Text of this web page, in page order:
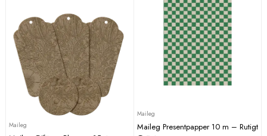
Maileg
Maileg
Maileg Presentpapper 10 m – Rutigt